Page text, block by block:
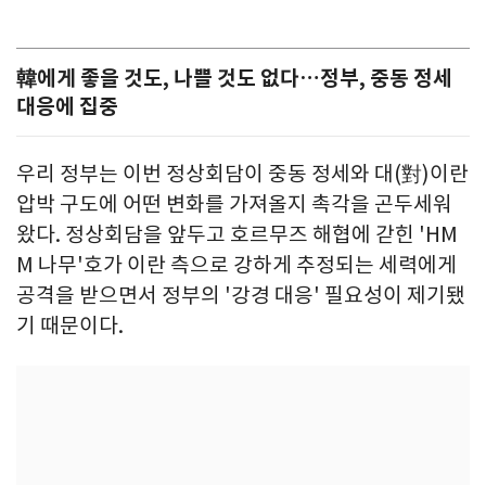
韓에게 좋을 것도, 나쁠 것도 없다…정부, 중동 정세
대응에 집중
우리 정부는 이번 정상회담이 중동 정세와 대(對)이란
압박 구도에 어떤 변화를 가져올지 촉각을 곤두세워
왔다. 정상회담을 앞두고 호르무즈 해협에 갇힌 'HM
M 나무'호가 이란 측으로 강하게 추정되는 세력에게
공격을 받으면서 정부의 '강경 대응' 필요성이 제기됐
기 때문이다.